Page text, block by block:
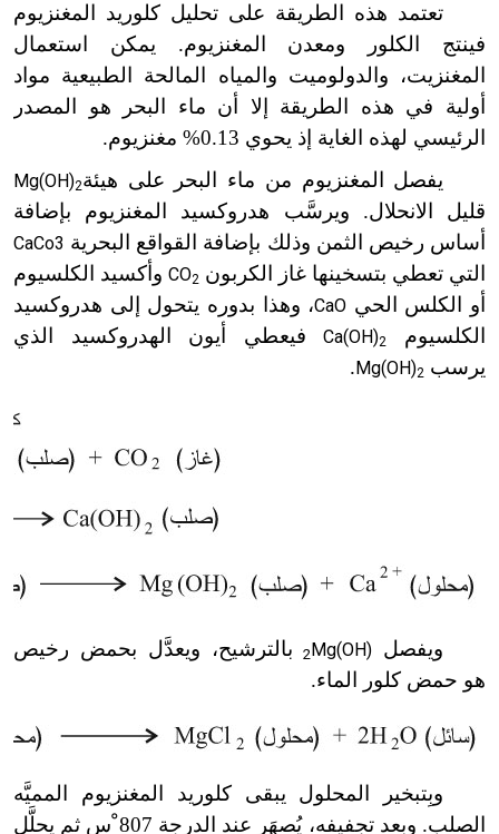
تعتمد هذه الطريقة على تحليل كلوريد المغنزيوم
فينتج الكلور ومعدن المغنزيوم. يمكن استعمال
المغنزيت، والدولوميت والمياه المالحة الطبيعية مواد
أولية في هذه الطريقة إلا أن ماء البحر هو المصدر
الرئيسي لهذه الغاية إذ يحوي 0.13% مغنزيوم.
يفصل المغنزيوم من ماء البحر على هيئة Mg(OH)2
قليل الانحلال. ويرسَّب هدروكسيد المغنزيوم بإضافة
أساس رخيص الثمن وذلك بإضافة القواقع البحرية CaCo3
التي تعطي بتسخينها غاز الكربون CO2
وأكسيد الكلسيوم
أو الكلس الحي CaO، وهذا بدوره يتحول إلى هدروكسيد
الكلسيوم
Ca(OH)2
فيعطي أيون الهدروكسيد الذي
يرسب
Mg(OH)2
.
ويفصل Mg(OH)
2بالترشيح، ويعدَّل بحمض رخيص
هو حمض كلور الماء.
وبِتبخير المحلول يبقى كلوريد المغنزيوم المميَّه
الصلب. وبعد تجفيفه، يُصهَر عند الدرجة 807 ْس ثم يحلَّل